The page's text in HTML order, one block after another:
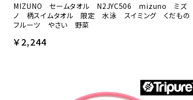
MIZUNO セームタオル N2JYC506 mizuno ミズ
ノ 柄スイムタオル 限定 水泳 スイミング くだもの
フルーツ やさい 野菜
￥2,244